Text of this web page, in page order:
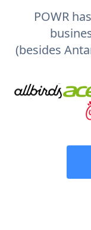
POWR
(besides